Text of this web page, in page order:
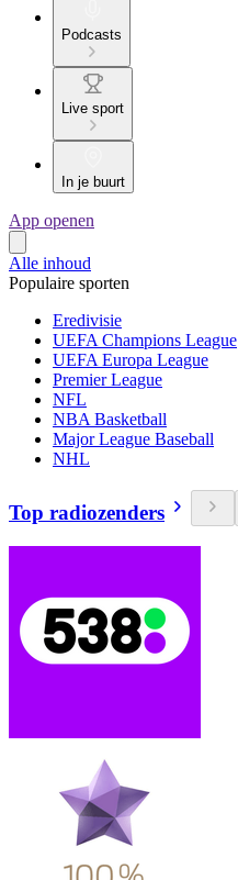
Podcasts
Live sport
In je buurt
App openen
Alle inhoud
Populaire sporten
Eredivisie
UEFA Champions League
UEFA Europa League
Premier League
NFL
NBA Basketball
Major League Baseball
NHL
Top radiozenders